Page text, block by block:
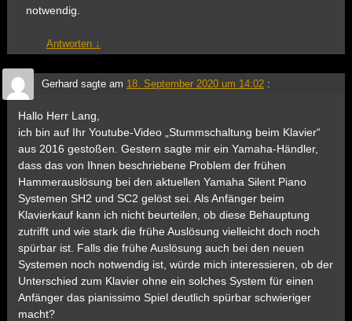
notwendig.
Antworten ↓
Gerhard sagte am 18. September 2020 um 14:02 :
Hallo Herr Lang,
ich bin auf Ihr Youtube-Video „Stummschaltung beim Klavier“
aus 2016 gestoßen. Gestern sagte mir ein Yamaha-Händler,
dass das von Ihnen beschriebene Problem der frühen
Hammerauslösung bei den aktuellen Yamaha Silent Piano
Systemen SH2 und SC2 gelöst sei. Als Anfänger beim
Klavierkauf kann ich nicht beurteilen, ob diese Behauptung
zutrifft und wie stark die frühe Auslösung vielleicht doch noch
spürbar ist. Falls die frühe Auslösung auch bei den neuen
Systemen noch notwendig ist, würde mich interessieren, ob der
Unterschied zum Klavier ohne ein solches System für einen
Anfänger das pianissimo Spiel deutlich spürbar schwieriger
macht?